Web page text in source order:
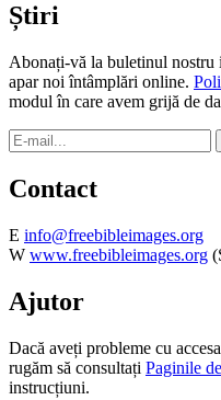
Știri
Abonați-vă la buletinul
apar noi întâmplări online.
modul în care avem grijă de
Contact
E info@freebibleimages.org
W www.freebibleimages.org
Ajutor
Dacă aveți probleme cu
rugăm să consultați Paginile
instrucțiuni.